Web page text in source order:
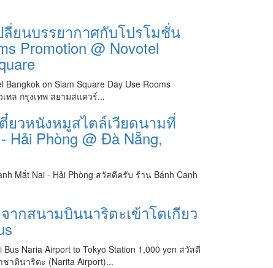
ลี่ยนบรรยากาศกับโปรโมชั่น
Promotion @ Novotel
Bangkok on Siam Square Day Use Rooms
ทล กรุงเทพ สยามสแควร์...
ยวหนังหมูสไตล์เวียดนามที่
Hải Phòng @ Đà Nẵng,
Mắt Nai - Hải Phòng สวัสดีครับ ร้าน Bánh Canh
ากสนามบินนาริตะเข้าโตเกียว
Bus Naria Airport to Tokyo Station 1,000 yen สวัสดี
าตินาริตะ (Narita Airport)...